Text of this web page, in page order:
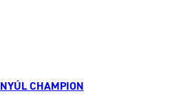
NYÚL CHAMPION